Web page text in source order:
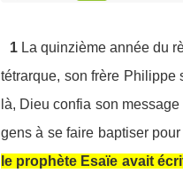
1 La quinzième année du
tétrarque, son frère Philippe
là, Dieu confia son
gens à se faire baptiser
le prophète Esaïe avait